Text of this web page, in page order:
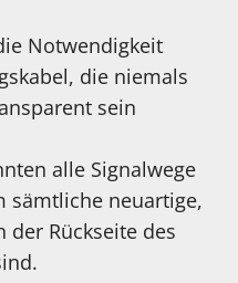
Notwendigkeit
die niemals
sein
alle Signalwege
sämtliche neuartige,
der Rückseite des